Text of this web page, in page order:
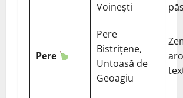
Voinești
Pere
Pere
Bistrițene,
Untoasă de
Geoagiu